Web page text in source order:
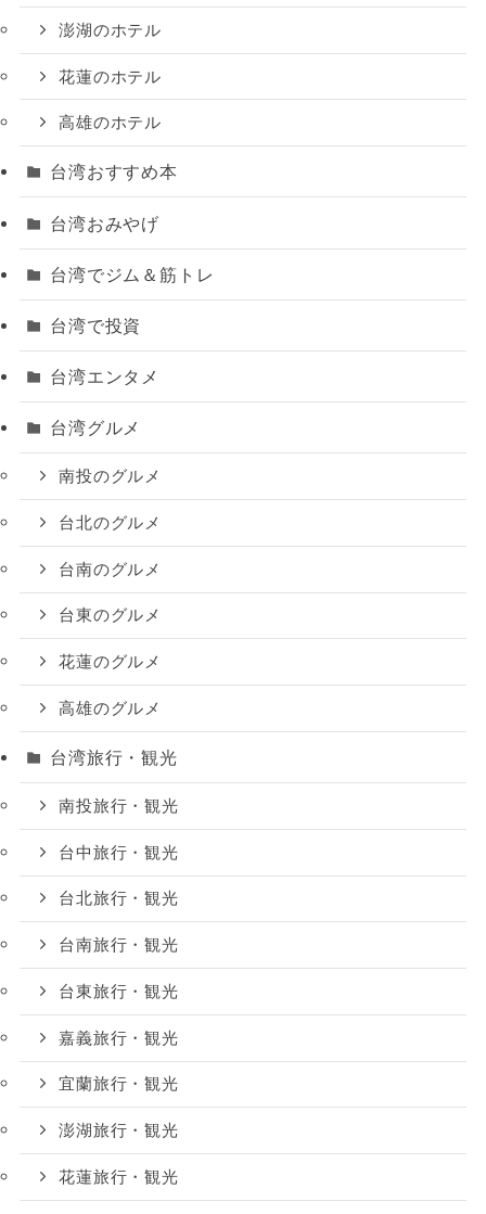
澎湖のホテル
花蓮のホテル
高雄のホテル
台湾おすすめ本
台湾おみやげ
台湾でジム＆筋トレ
台湾で投資
台湾エンタメ
台湾グルメ
南投のグルメ
台北のグルメ
台南のグルメ
台東のグルメ
花蓮のグルメ
高雄のグルメ
台湾旅行・観光
南投旅行・観光
台中旅行・観光
台北旅行・観光
台南旅行・観光
台東旅行・観光
嘉義旅行・観光
宜蘭旅行・観光
澎湖旅行・観光
花蓮旅行・観光